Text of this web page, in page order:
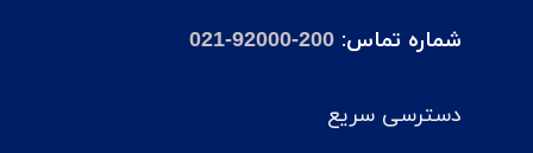
شماره تماس: 021-92000-200
دسترسی سریع